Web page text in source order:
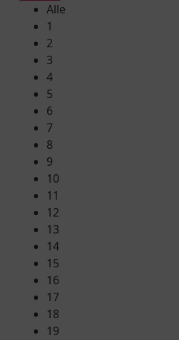
Alle
1
2
3
4
5
6
7
8
9
10
11
12
13
14
15
16
17
18
19